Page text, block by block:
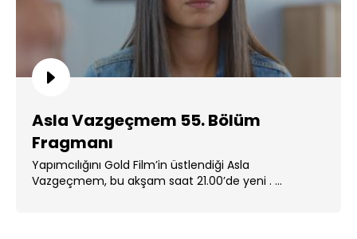
Asla Vazgeçmem 55. Bölüm
Fragmanı
Yapımcılığını Gold Film’in üstlendiği Asla
Vazgeçmem, bu akşam saat 21.00’de yeni . ...